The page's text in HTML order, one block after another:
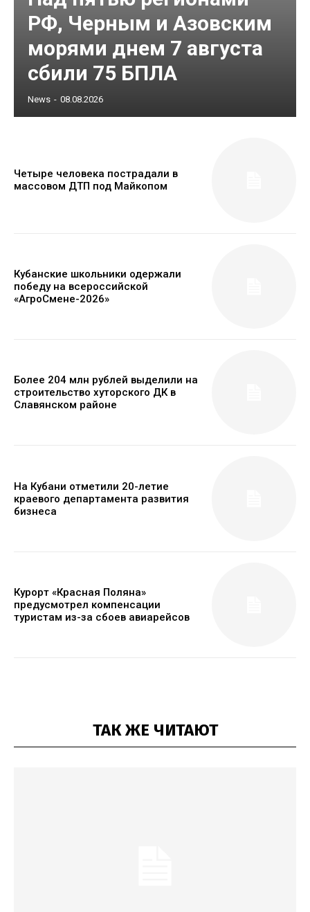
РФ, Черным и Азовским
морями днем 7 августа
сбили 75 БПЛА
News - 08.08.2026
Четыре человека пострадали в
массовом ДТП под Майкопом
Кубанские школьники одержали
победу на всероссийской
«АгроСмене-2026»
Более 204 млн рублей выделили на
строительство хуторского ДК в
Славянском районе
На Кубани отметили 20-летие
краевого департамента развития
бизнеса
Курорт «Красная Поляна»
предусмотрел компенсации
туристам из-за сбоев авиарейсов
ТАК ЖЕ ЧИТАЮТ